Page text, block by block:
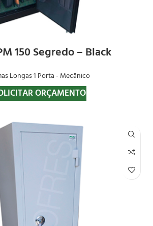
150 Segredo – Black
Longas 1 Porta - Mecânico
ORÇAMENTO